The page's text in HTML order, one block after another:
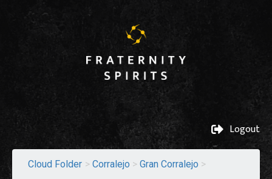
Logout
Cloud Folder > Corralejo > Gran Corralejo >